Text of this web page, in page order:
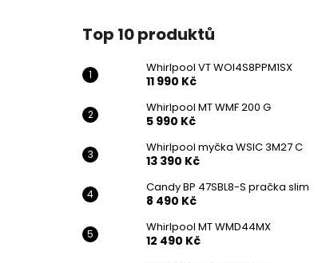
Top 10 produktů
Whirlpool VT WOI4S8PPM1SX
11 990 Kč
Whirlpool MT WMF 200 G
5 990 Kč
Whirlpool myčka WSIC 3M27 C
13 390 Kč
Candy BP 47SBL8-S pračka slim
8 490 Kč
Whirlpool MT WMD44MX
12 490 Kč